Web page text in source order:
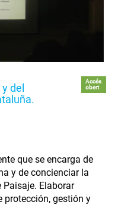
del
Accés
obert
que se encarga de
y de concienciar la
Paisaje. Elaborar
protección, gestión y